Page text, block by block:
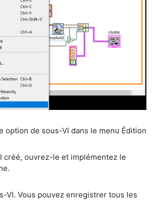
option de sous-VI dans le menu Édition
créé, ouvrez-le et implémentez le
VI. Vous pouvez enregistrer tous les